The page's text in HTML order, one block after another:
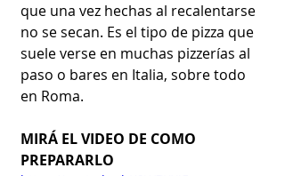
que una vez hechas al recalentarse
no se secan. Es el tipo de pizza que
suele verse en muchas pizzerías al
paso o bares en Italia, sobre todo
en Roma.
MIRÁ EL VIDEO DE COMO
PREPARARLO